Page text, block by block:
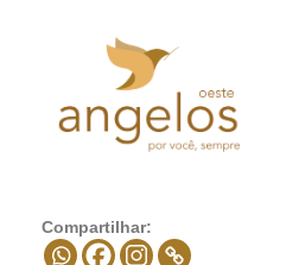
Compartilhar: